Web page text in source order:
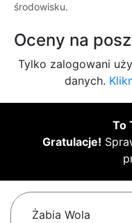
środowisku.
Oceny na
Tylko zalogowani
danych.
To
Gratulacje!
Żabia Wola